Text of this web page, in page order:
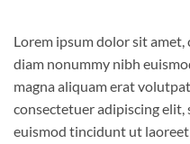
Lorem ipsum dolor sit
diam nonummy nibh
magna aliquam erat
consectetuer adipiscing elit,
euismod tincidunt ut